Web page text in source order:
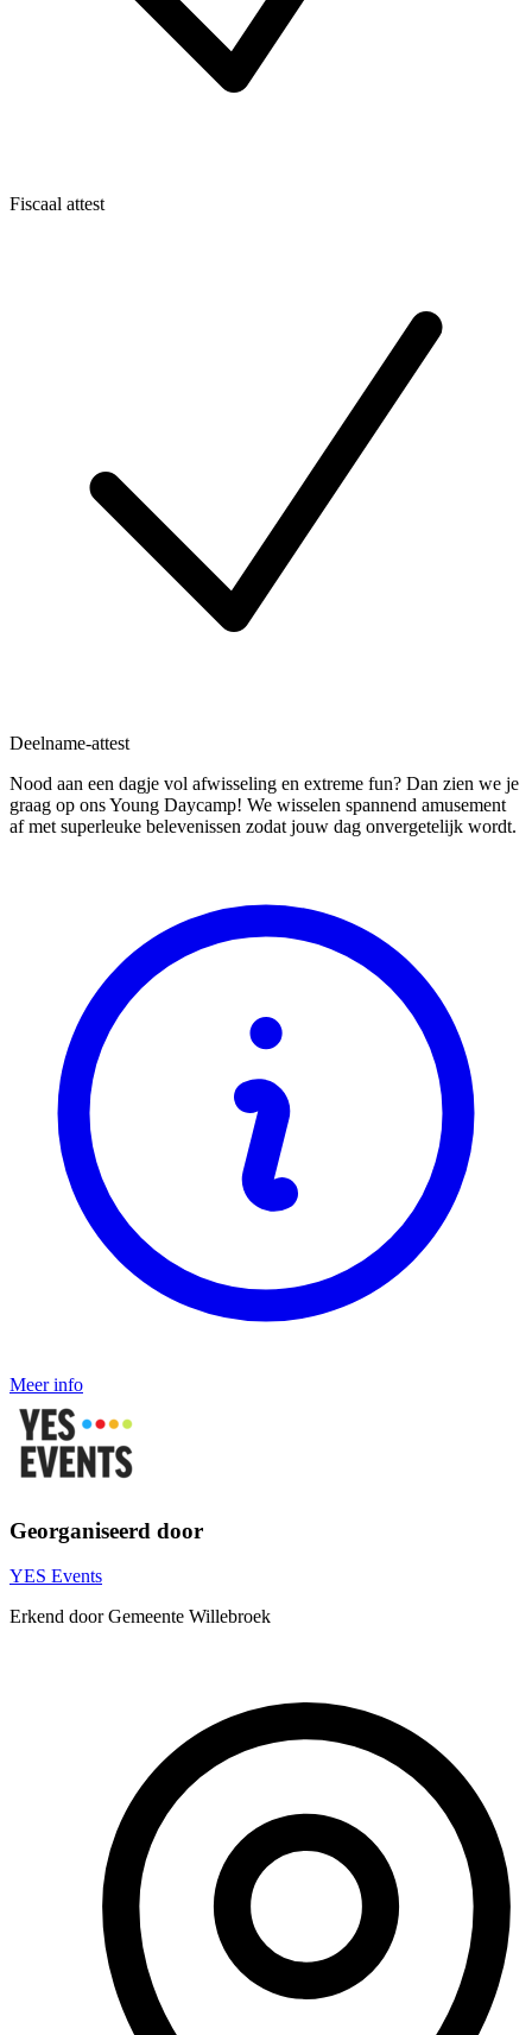
Fiscaal attest
Deelname-attest
Nood aan een dagje vol afwisseling en extreme fun? Dan zien we je
graag op ons Young Daycamp! We wisselen spannend amusement
af met superleuke belevenissen zodat jouw dag onvergetelijk wordt.
Meer info
Georganiseerd door
YES Events
Erkend door Gemeente Willebroek